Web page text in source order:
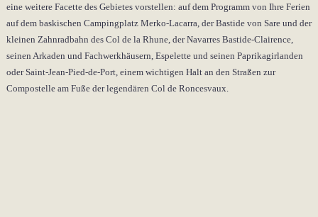
eine weitere Facette des Gebietes vorstellen: auf dem Programm von Ihre Ferien
auf dem baskischen Campingplatz Merko-Lacarra, der Bastide von Sare und der
kleinen Zahnradbahn des Col de la Rhune, der Navarres Bastide-Clairence,
seinen Arkaden und Fachwerkhäusern, Espelette und seinen Paprikagirlanden
oder Saint-Jean-Pied-de-Port, einem wichtigen Halt an den Straßen zur
Compostelle am Fuße der legendären Col de Roncesvaux.